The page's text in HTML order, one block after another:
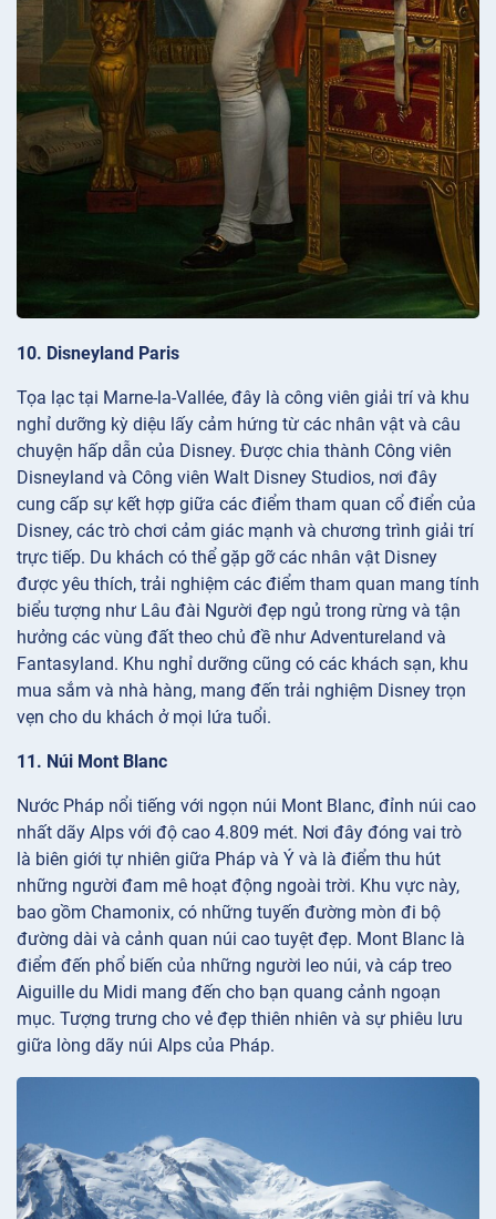
10. Disneyland Paris
Tọa lạc tại Marne-la-Vallée, đây là công viên giải trí và khu
nghỉ dưỡng kỳ diệu lấy cảm hứng từ các nhân vật và câu
chuyện hấp dẫn của Disney. Được chia thành Công viên
Disneyland và Công viên Walt Disney Studios, nơi đây
cung cấp sự kết hợp giữa các điểm tham quan cổ điển của
Disney, các trò chơi cảm giác mạnh và chương trình giải trí
trực tiếp. Du khách có thể gặp gỡ các nhân vật Disney
được yêu thích, trải nghiệm các điểm tham quan mang tính
biểu tượng như Lâu đài Người đẹp ngủ trong rừng và tận
hưởng các vùng đất theo chủ đề như Adventureland và
Fantasyland. Khu nghỉ dưỡng cũng có các khách sạn, khu
mua sắm và nhà hàng, mang đến trải nghiệm Disney trọn
vẹn cho du khách ở mọi lứa tuổi.
11. Núi Mont Blanc
Nước Pháp nổi tiếng với ngọn núi Mont Blanc, đỉnh núi cao
nhất dãy Alps với độ cao 4.809 mét. Nơi đây đóng vai trò
là biên giới tự nhiên giữa Pháp và Ý và là điểm thu hút
những người đam mê hoạt động ngoài trời. Khu vực này,
bao gồm Chamonix, có những tuyến đường mòn đi bộ
đường dài và cảnh quan núi cao tuyệt đẹp. Mont Blanc là
điểm đến phổ biến của những người leo núi, và cáp treo
Aiguille du Midi mang đến cho bạn quang cảnh ngoạn
mục. Tượng trưng cho vẻ đẹp thiên nhiên và sự phiêu lưu
giữa lòng dãy núi Alps của Pháp.